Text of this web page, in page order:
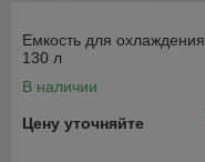
Емкость для охлаждения
130 л
В наличии
Цену уточняйте